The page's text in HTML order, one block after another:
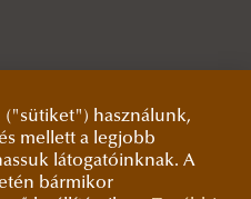
használunk,
mellett a legjobb
látogatóinknak. A
bármikor